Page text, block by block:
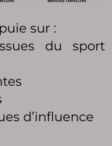
sur :
du sport
d’influence